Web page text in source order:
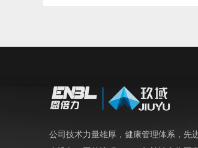
公司技术力量雄厚，健康管理体系，先